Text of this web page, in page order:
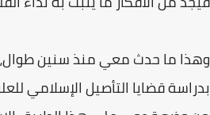
وهذا ما حدث معي منذ سنين
بدراسة قضايا التأصيل الإسلامي